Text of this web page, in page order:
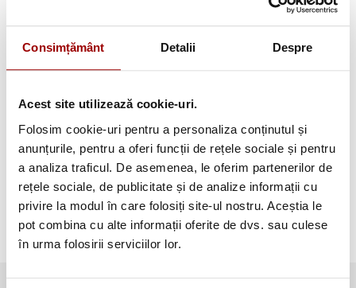
Consimțământ Detalii Despre
Acest site utilizează cookie-uri.
Folosim cookie-uri pentru a personaliza conținutul și
anunțurile, pentru a oferi funcții de rețele sociale și pentru
a analiza traficul. De asemenea, le oferim partenerilor de
rețele sociale, de publicitate și de analize informații cu
privire la modul în care folosiți site-ul nostru. Aceștia le
pot combina cu alte informații oferite de dvs. sau culese
în urma folosirii serviciilor lor.
Categorii
Testimoniale(1493)
Aplicatii textile(123)
Evenimente (66)
Broderii gratuite(103)